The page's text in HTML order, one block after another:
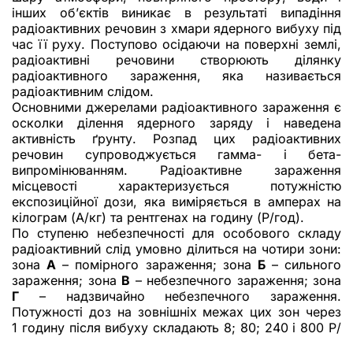
інших об’єктів виникає в результаті випадіння
радіоактивних речовин з хмари ядерного вибуху під
час її руху. Поступово осідаючи на поверхні землі,
радіоактивні речовини створюють ділянку
радіоактивного зараження, яка називається
радіоактивним слідом.
Основними джерелами радіоактивного зараження є
осколки ділення ядерного заряду і наведена
активність ґрунту. Розпад цих радіоактивних
речовин супроводжується гамма- і бета-
випромінюванням. Радіоактивне зараження
місцевості характеризується потужністю
експозиційної дози, яка виміряється в амперах на
кілограм (А/кг) та рентгенах на годину (Р/год).
По ступеню небезпечності для особового складу
радіоактивний слід умовно ділиться на чотири зони:
зонаА – помірного зараження; зона Б– сильного
зараження; зона В – небезпечного зараження; зона
Г – надзвичайно небезпечного зараження.
Потужності доз на зовнішніх межах цих зон через
1 годину після вибуху складають 8; 80; 240 і 800 Р/